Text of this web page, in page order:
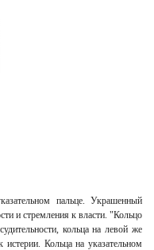
пальце. Украшенный
и стремления к власти. "Кольцо
кольца на левой же
истерии. Кольца на указательном